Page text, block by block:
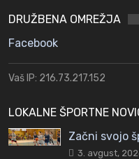
DRUŽBENA OMREŽJA
Facebook
Vaš IP: 216.73.217.152
LOKALNE ŠPORTNE
Začni svojo
3. avgust,